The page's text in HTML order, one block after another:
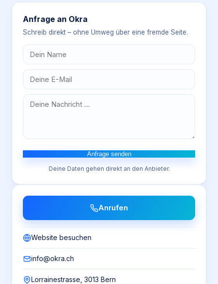
Anfrage an Okra
Schreib direkt – ohne Umweg über eine fremde Seite.
Anfrage senden
Deine Daten gehen direkt an den Anbieter.
Anrufen
Website besuchen
info@okra.ch
Lorrainestrasse, 3013 Bern